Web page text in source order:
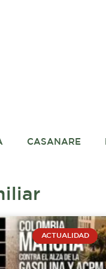
CASANARE
ACTUALIDAD